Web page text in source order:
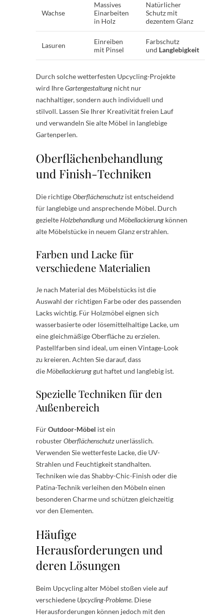
Wachse
Massives
Einarbeiten
in Holz
Natürlicher
Schutz mit
dezentem Glanz
Lasuren
Einreiben
mit Pinsel
Farbschutz
und Langlebigkeit
Durch solche wetterfesten Upcycling-Projekte
wird IhreGartengestaltung nicht nur
nachhaltiger, sondern auch individuell und
stilvoll. Lassen Sie Ihrer Kreativität freien Lauf
und verwandeln Sie alte Möbel in langlebige
Gartenperlen.
Oberflächenbehandlung
und Finish-Techniken
Die richtigeOberflächenschutz ist entscheidend
für langlebige und ansprechende Möbel. Durch
gezielteHolzbehandlungund Möbellackierung können
alte Möbelstücke in neuem Glanz erstrahlen.
Farben und Lacke für
verschiedene Materialien
Je nach Material des Möbelstücks ist die
Auswahl der richtigen Farbe oder des passenden
Lacks wichtig. Für Holzmöbel eignen sich
wasserbasierte oder lösemittelhaltige Lacke, um
eine gleichmäßige Oberfläche zu erzielen.
Pastellfarben sind ideal, um einen Vintage-Look
zu kreieren. Achten Sie darauf, dass
dieMöbellackierunggut haftet und langlebig ist.
Spezielle Techniken für den
Außenbereich
FürOutdoor-Möbel ist ein
robusterOberflächenschutzunerlässlich.
Verwenden Sie wetterfeste Lacke, die UV-
Strahlen und Feuchtigkeit standhalten.
Techniken wie das Shabby-Chic-Finish oder die
Patina-Technik verleihen den Möbeln einen
besonderen Charme und schützen gleichzeitig
vor den Elementen.
Häufige
Herausforderungen und
deren Lösungen
Beim Upcycling alter Möbel stoßen viele auf
verschiedene Upcycling-Probleme. Diese
Herausforderungen können jedoch mit den